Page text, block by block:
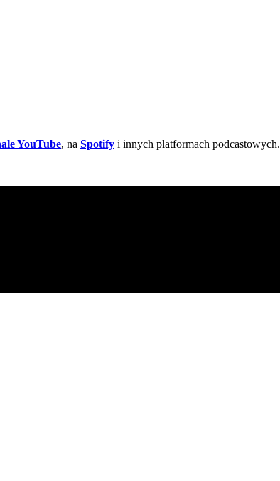
YouTube, na Spotify i innych platformach podcastowych.